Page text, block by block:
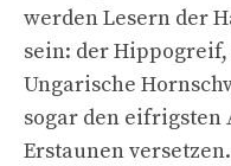
werden Lesern der
sein: der
Ungarische
sogar den eifrigsten
Erstaunen versetzen.